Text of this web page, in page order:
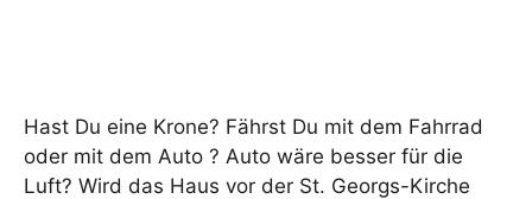
Hast Du eine Krone? Fährst Du mit dem Fahrrad
oder mit dem Auto ? Auto wäre besser für die
Luft? Wird das Haus vor der St. Georgs-Kirche